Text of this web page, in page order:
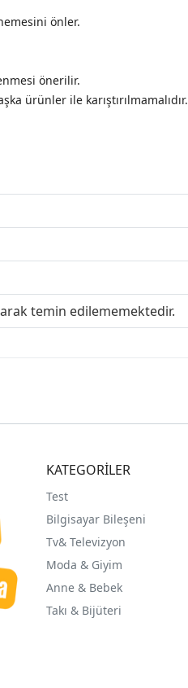
önler.
önerilir.
ürünler ile karıştırılmamalıdır.
temin edilememektedir.
KATEGORİLER
Test
Bilgisayar Bileşeni
Tv& Televizyon
Moda & Giyim
Anne & Bebek
Takı & Bijüteri